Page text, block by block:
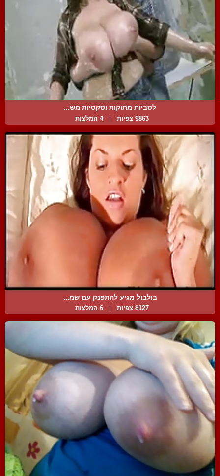
לסביות מתוקות וסקסיות מש...
9863 צפיות | 4 המלצות
בולבול מגיע להתפנק עם שמ...
8127 צפיות 6 המלצות